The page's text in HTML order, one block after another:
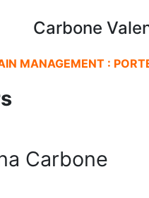
Carbone
MANAGEMENT :
Carbone